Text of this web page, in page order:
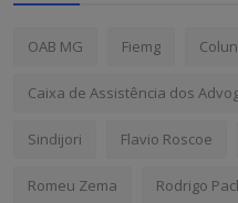
OAB MG Fiemg
Caixa de Assistência dos
Sindijori Flavio Roscoe
Romeu Zema Rodrigo